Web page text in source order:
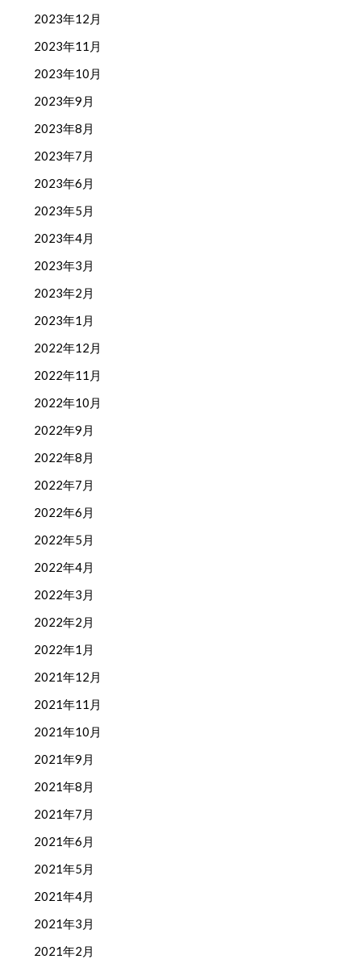
2023年12月
2023年11月
2023年10月
2023年9月
2023年8月
2023年7月
2023年6月
2023年5月
2023年4月
2023年3月
2023年2月
2023年1月
2022年12月
2022年11月
2022年10月
2022年9月
2022年8月
2022年7月
2022年6月
2022年5月
2022年4月
2022年3月
2022年2月
2022年1月
2021年12月
2021年11月
2021年10月
2021年9月
2021年8月
2021年7月
2021年6月
2021年5月
2021年4月
2021年3月
2021年2月